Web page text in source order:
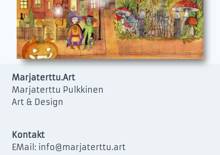
Marjaterttu.Art
Marjaterttu Pulkkinen
Art & Design
Kontakt
EMail: info@marjaterttu.art